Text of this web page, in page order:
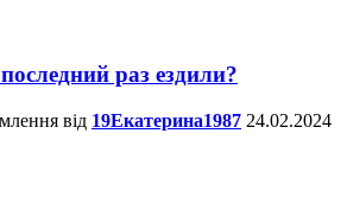
раз ездили?
від 19Екатерина1987 24.02.2024